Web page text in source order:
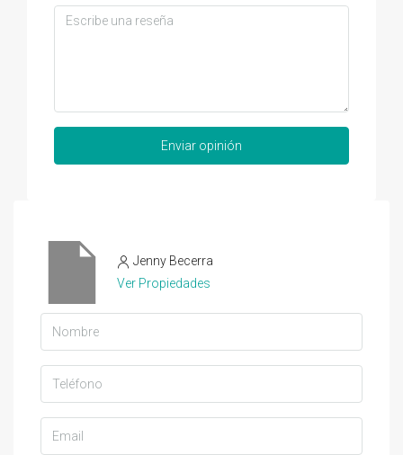
Enviar opinión
Jenny Becerra
Ver Propiedades